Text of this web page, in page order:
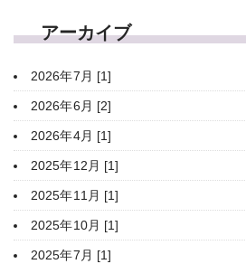
アーカイブ
2026年7月 [1]
2026年6月 [2]
2026年4月 [1]
2025年12月 [1]
2025年11月 [1]
2025年10月 [1]
2025年7月 [1]